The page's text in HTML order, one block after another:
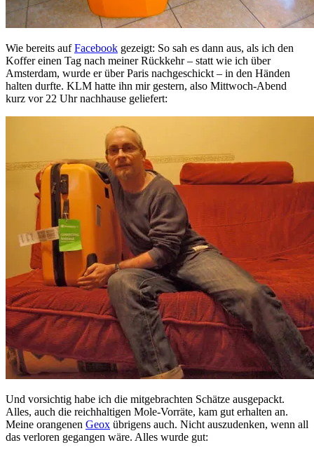
Wie bereits aufFacebook gezeigt: So sah es dann aus, als ich den
Koffer einen Tag nach meiner Rückkehr – statt wie ich über
Amsterdam, wurde er über Paris nachgeschickt – in den Händen
halten durfte. KLM hatte ihn mir gestern, also Mittwoch-Abend
kurz vor 22 Uhr nachhause geliefert:
Und vorsichtig habe ich die mitgebrachten Schätze ausgepackt.
Alles, auch die reichhaltigen Mole-Vorräte, kam gut erhalten an.
Meine orangenen Geox übrigens auch. Nicht auszudenken, wenn all
das verloren gegangen wäre. Alles wurde gut: